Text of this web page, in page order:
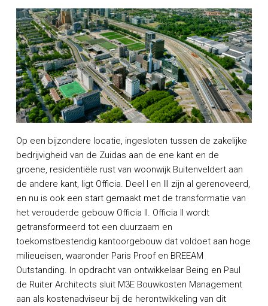
Op een bijzondere locatie, ingesloten tussen de zakelijke
bedrijvigheid van de Zuidas aan de ene kant en de
groene, residentiële rust van woonwijk Buitenveldert aan
de andere kant, ligt Officia. Deel I en III zijn al gerenoveerd,
en nu is ook een start gemaakt met de transformatie van
het verouderde gebouw Officia II. Officia II wordt
getransformeerd tot een duurzaam en
toekomstbestendig kantoorgebouw dat voldoet aan hoge
milieueisen, waaronder Paris Proof en BREEAM
Outstanding. In opdracht van ontwikkelaar Being en Paul
de Ruiter Architects sluit M3E Bouwkosten Management
aan als kostenadviseur bij de herontwikkeling van dit